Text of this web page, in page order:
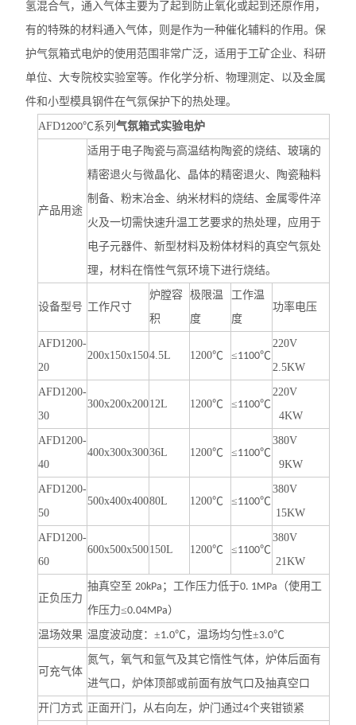
氢混合气，通入气体主要为了起到防止氧化或起到还原作用，
有的特殊的材料通入气体，则是作为一种催化辅料的作用。保
护气氛箱式电炉的使用范围非常广泛，适用于工矿企业、科研
单位、大专院校实验室等。作化学分析、物理测定、以及金属
件和小型模具钢件在气氛保护下的热处理。
AFD1200℃系列 气氛箱式实验电炉
产品用途
适用于电子陶瓷与高温结构陶瓷的烧结、玻璃的
精密退火与微晶化、晶体的精密退火、陶瓷釉料
制备、粉末冶金、纳米材料的烧结、金属零件淬
火及一切需快速升温工艺要求的热处理，应用于
电子元器件、新型材料及粉体材料的真空气氛处
理，材料在惰性气氛环境下进行烧结。
设备型号 工作尺寸
炉膛容
积
极限温
度
工作温
度
功率电压
AFD1200-
20
200x150x1504.5L 1200℃ ≤1100℃
220V
2.5KW
AFD1200-
30
300x200x20012L 1200℃ ≤1100℃
220V
4KW
AFD1200-
40
400x300x30036L 1200℃ ≤1100℃
380V
9KW
AFD1200-
50
500x400x40080L 1200℃ ≤1100℃
380V
15KW
AFD1200-
60
600x500x500150L 1200℃ ≤1100℃
380V
21KW
正负压力
抽真空至 20kPa ；工作压力低于0. 1MPa （使用工
作压力≤0.04MPa）
温场效果 温度波动度：±1.0℃，温场均匀性±3.0℃
可充气体
氮气，氧气和氩气及其它惰性气体，炉体后面有
进气口，炉体顶部或前面有放气口及抽真空口
开门方式 正面开门，从右向左，炉门通过4个夹钳锁紧